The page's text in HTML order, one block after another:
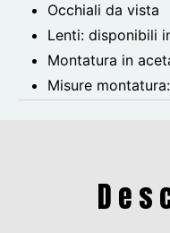
Occhiali da vista
Lenti: disponibili
Montatura in
Misure montatura: